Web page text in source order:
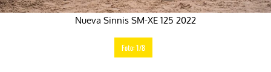
Nueva Sinnis SM-XE 125 2022
Foto: 1/8